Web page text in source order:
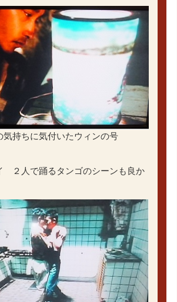
気持ちに気付いたウィンの号
２人で踊るタンゴのシーンも良か